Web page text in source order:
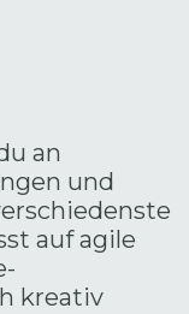
an
und
auf agile
kreativ